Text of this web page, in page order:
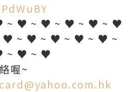
~ ♥ ~ ♥ ~ ♥ ~ ♥ ~ ♥
~ ♥ ~ ♥ ~ ♥ ~ ♥ ~
~ ♥ ~ ♥
喔~